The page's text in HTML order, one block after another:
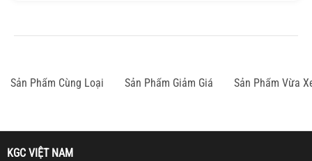
Sản Phẩm Cùng Loại Sản Phẩm Giảm Giá Sản Phẩm Vừa
KGC VIỆT NAM